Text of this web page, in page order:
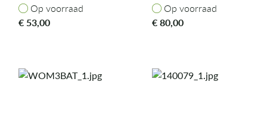
Op voorraad
Op voorraad
€ 53,00
Op voorraad
Op voorraad
€80,00